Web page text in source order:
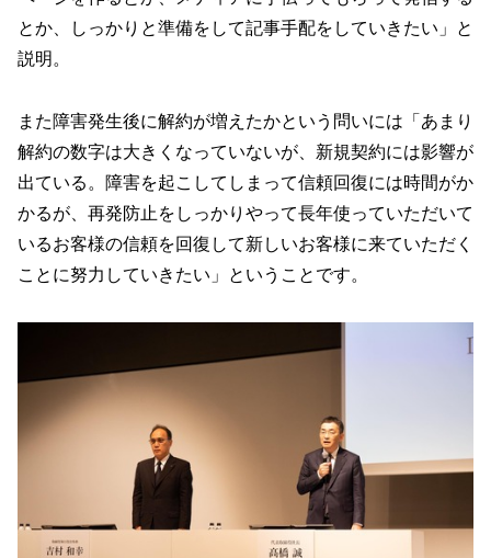
とか、しっかりと準備をして記事手配をしていきたい」と
説明。
また障害発生後に解約が増えたかという問いには「あまり
解約の数字は大きくなっていないが、新規契約には影響が
出ている。障害を起こしてしまって信頼回復には時間がか
かるが、再発防止をしっかりやって長年使っていただいて
いるお客様の信頼を回復して新しいお客様に来ていただく
ことに努力していきたい」ということです。